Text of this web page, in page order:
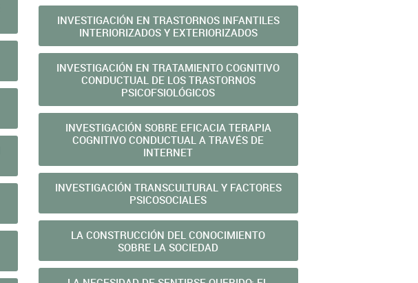
INVESTIGACIÓN EN TRASTORNOS INFANTILES
INTERIORIZADOS Y EXTERIORIZADOS
INVESTIGACIÓN EN TRATAMIENTO COGNITIVO
CONDUCTUAL DE LOS TRASTORNOS
PSICOFSIOLÓGICOS
INVESTIGACIÓN SOBRE EFICACIA TERAPIA
COGNITIVO CONDUCTUAL A TRAVÉS DE
INTERNET
INVESTIGACIÓN TRANSCULTURAL Y FACTORES
PSICOSOCIALES
LA CONSTRUCCIÓN DEL CONOCIMIENTO
SOBRE LA SOCIEDAD